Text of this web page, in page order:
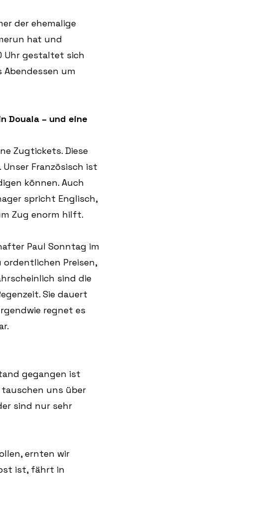
der ehemalige
hat und
Uhr gestaltet sich
Abendessen um
Douala – und eine
Zugtickets. Diese
Französisch ist
können. Auch
spricht Englisch,
Zug enorm hilft.
Paul Sonntag im
ordentlichen Preisen,
sind die
Sie dauert
regnet es
gegangen ist
uns über
sind nur sehr
ernten wir
ist, fährt in